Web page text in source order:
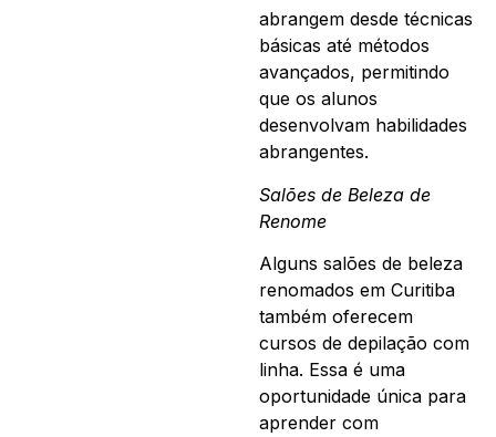
abrangem desde técnicas
básicas até métodos
avançados, permitindo
que os alunos
desenvolvam habilidades
abrangentes.
Salões de Beleza de
Renome
Alguns salões de beleza
renomados em Curitiba
também oferecem
cursos de depilação com
linha. Essa é uma
oportunidade única para
aprender com